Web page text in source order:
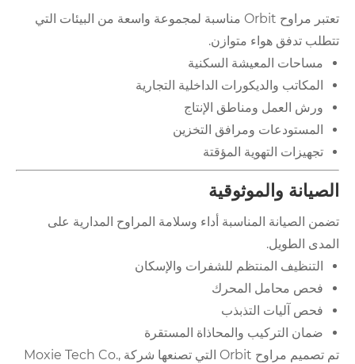
تعتبر مراوح Orbit مناسبة لمجموعة واسعة من البيئات التي
تتطلب تدفق هواء متوازن.
مساحات المعيشة السكنية
المكاتب والديكورات الداخلية التجارية
ورش العمل ومناطق الإنتاج
المستودعات ومرافق التخزين
تجهيزات التهوية المؤقتة
الصيانة والموثوقية
تضمن الصيانة المناسبة أداء وسلامة المراوح المدارية على
المدى الطويل.
التنظيف المنتظم للشفرات والإسكان
فحص محامل المحرك
فحص آليات التذبذب
ضمان التركيب والمحاذاة المستقرة
تم تصميم مراوح Orbit التي تصنعها شركة Moxie Tech Co.,